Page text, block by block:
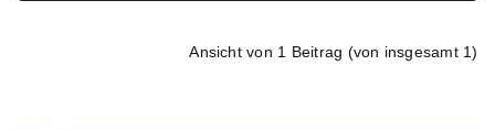
Ansicht von 1 Beitrag (von insgesamt 1)